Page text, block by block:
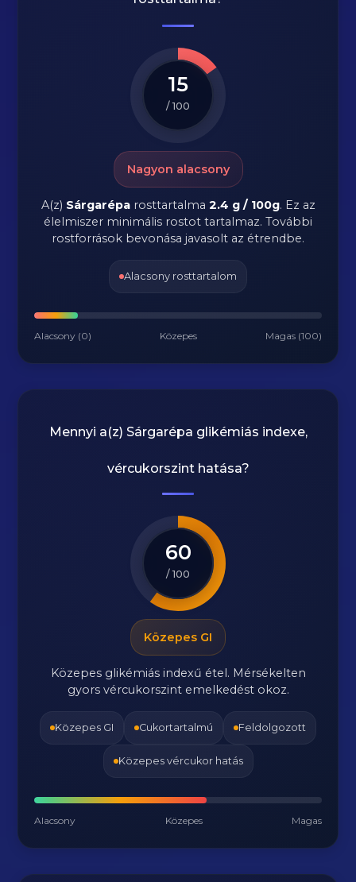
15
/ 100
Nagyon alacsony
A(z) Sárgaréparosttartalma 2.4 g / 100g. Ez az
élelmiszer minimális rostot tartalmaz. További
rostforrások bevonása javasolt az étrendbe.
Alacsony rosttartalom
Alacsony (0) Közepes Magas (100)
Mennyi a(z) Sárgarépa glikémiás indexe,
vércukorszint hatása?
60
/ 100
Közepes GI
Közepes glikémiás indexű étel. Mérsékelten
gyors vércukorszint emelkedést okoz.
Közepes GI Cukortartalmú Feldolgozott
Közepes vércukor hatás
Alacsony Közepes Magas